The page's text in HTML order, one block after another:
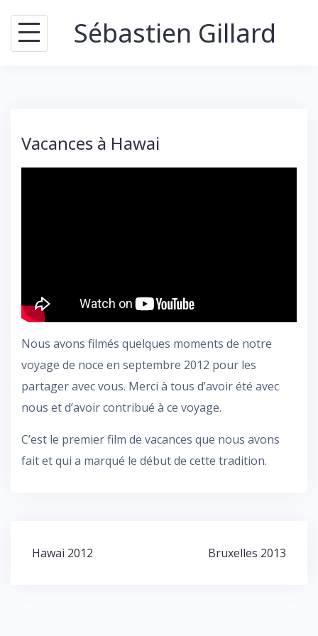
content
Sébastien Gillard
Vacances à Hawai
Nous avons filmés quelques moments de notre
voyage de noce en septembre 2012 pour les
partager avec vous. Merci à tous d’avoir été avec
nous et d’avoir contribué à ce voyage.
C’est le premier film de vacances que nous avons
fait et qui a marqué le début de cette tradition.
Navigation
Hawai 2012 Bruxelles 2013